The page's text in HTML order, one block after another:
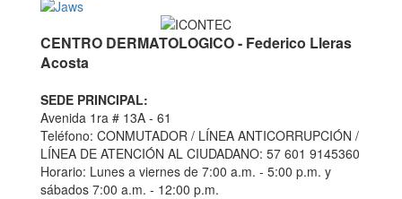
CENTRO DERMATOLOGICO - Federico Lleras
Acosta
SEDE PRINCIPAL:
Avenida 1ra # 13A - 61
Teléfono: CONMUTADOR / LÍNEA ANTICORRUPCIÓN /
LÍNEA DE ATENCIÓN AL CIUDADANO: 57 601 9145360
Horario: Lunes a viernes de 7:00 a.m. - 5:00 p.m. y
sábados 7:00 a.m. - 12:00 p.m.